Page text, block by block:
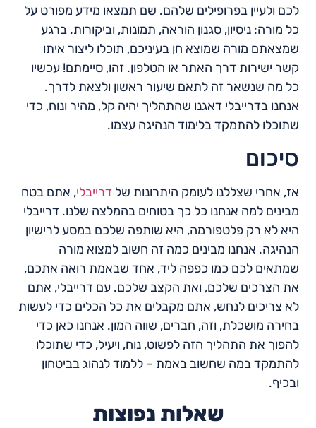
לכם ולעיין בפרופילים שלהם. שם תמצאו מידע מפורט על
כל מורה: ניסיון, סגנון הוראה, תמונות, וביקורות. ברגע
שמצאתם מורה שמוצא חן בעיניכם, תוכלו ליצור איתו
קשר ישירות דרך האתר או הטלפון. זהו, סיימתם! עכשיו
כל מה שנשאר זה לתאם שיעור ראשון ולצאת לדרך.
אנחנו בדרייבלי דאגנו שהתהליך יהיה קל, מהיר ונוח, כדי
שתוכלו להתמקד בלימוד הנהיגה עצמו.
סיכום
אז, אחרי שצללנו לעומק היתרונות של דרייבלי, אתם בטח
מבינים למה אנחנו כל כך בטוחים בהמלצה שלנו. דרייבלי
היא לא רק פלטפורמה, היא שותפה שלכם במסע לרישיון
הנהיגה. אנחנו מבינים כמה זה חשוב למצוא מורה
שמתאים לכם כמו כפפה ליד, אחד שבאמת רואה אתכם,
את הצרכים שלכם, ואת הקצב שלכם. עם דרייבלי, אתם
לא צריכים לנחש, אתם מקבלים את כל הכלים כדי לעשות
בחירה מושכלת, וזה, חברים, שווה המון. אנחנו כאן כדי
להפוך את התהליך הזה לפשוט, נוח, ויעיל, כדי שתוכלו
להתמקד במה שחשוב באמת – ללמוד לנהוג בביטחון
ובכיף.
שאלות נפוצות